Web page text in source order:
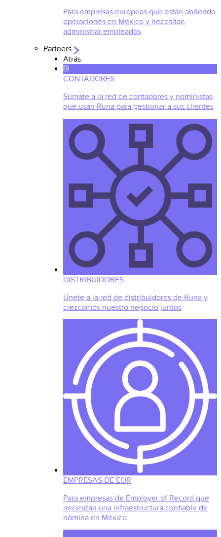
Para empresas europeas que están abriendo
operaciones en México y necesitan
administrar empleados
Partners
Atrás
CONTADORES
Súmate a la red de contadores y noministas
que usan Runa para gestionar a sus clientes
DISTRIBUIDORES
Únete a la red de distribuidores de Runa y
crezcamos nuestro negocio juntos
EMPRESAS DE EOR
Para empresas de Employer of Record que
necesitan una infraestructura confiable de
nómina en México.